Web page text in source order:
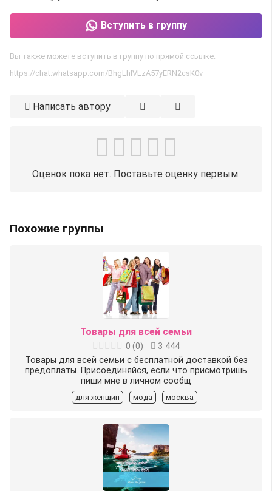
Вступить в группу
Вы также можете вступить в группу по прямой ссылке:
https://chat.whatsapp.com/BhgLhIVLzA57yERN2csK0v
Написать автору
Оценок пока нет. Поставьте оценку первым.
Похожие группы
Товары для всей семьи
0 (0)
3 444
Товары для всей семьи с бесплатной доставкой без
предоплаты. Присоединяйся, если что присмотришь
пиши мне в личном сообщ
для женщин мода москва